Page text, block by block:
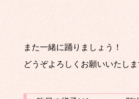
また一緒に踊りましょう！
どうぞよろしくお願いいたしま